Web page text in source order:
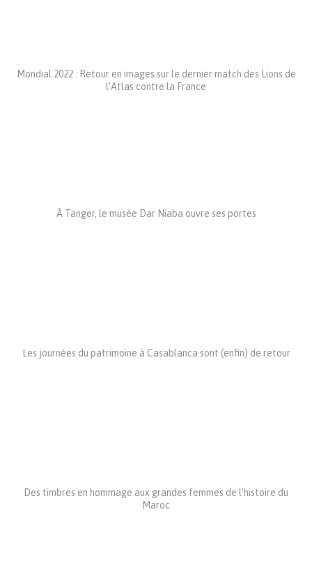
Mondial 2022 : Retour en images sur le dernier match des Lions de
l’Atlas contre la France
À Tanger, le musée Dar Niaba ouvre ses portes
Les journées du patrimoine à Casablanca sont (enfin) de retour
Des timbres en hommage aux grandes femmes de l’histoire du
Maroc